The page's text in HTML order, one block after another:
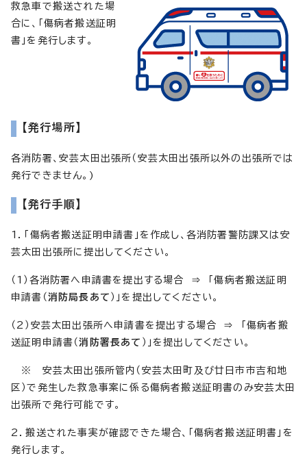
救急車で搬送された場
合に、「傷病者搬送証明
書」を発行します。
【発行場所】
各消防署、安芸太田出張所（安芸太田出張所以外の出張所では
発行できません。)
【発行手順】
1．「傷病者搬送証明申請書」を作成し、各消防署警防課又は安
芸太田出張所に提出してください。
（1）各消防署へ申請書を提出する場合 ⇒ 「傷病者搬送証明
申請書（ 消防局長あて ）」を提出してください。
（2）安芸太田出張所へ申請書を提出する場合 ⇒ 「傷病者搬
送証明申請書（消防署長あて ）」を提出してください。
※ 安芸太田出張所管内（安芸太田町及び廿日市市吉和地
区）で発生した救急事案に係る傷病者搬送証明書のみ安芸太田
出張所で発行可能です。
2．搬送された事実が確認できた場合、「傷病者搬送証明書」を
発行します。